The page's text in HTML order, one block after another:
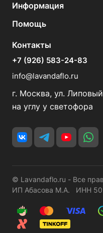
Информация
Помощь
Контакты
+7 (926) 583-24-83
info@lavandaflo.ru
г. Москва, ул.
на углу у светофора
© Lavandaflo.ru - Все
ИП Абасова М.А. ИНН